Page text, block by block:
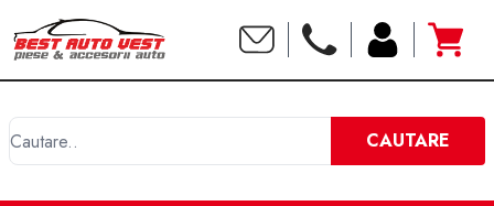
CAUTARE